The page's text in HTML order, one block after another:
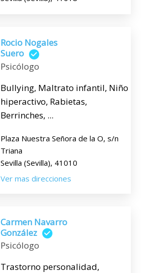
Rocio Nogales
Suero
Psicólogo
Bullying, Maltrato infantil, Niño
hiperactivo, Rabietas,
Berrinches, ...
Plaza Nuestra Señora de la O, s/n
Triana
Sevilla (Sevilla), 41010
Ver mas direcciones
Carmen Navarro
González
Psicólogo
Trastorno personalidad,